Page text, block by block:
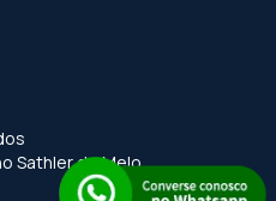
Sathler de Melo